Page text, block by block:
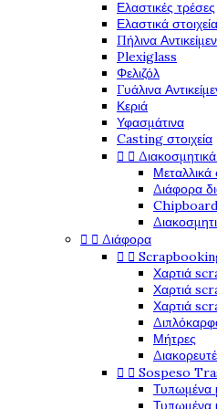
Ελαστικές τρέσες
Ελαστικά στοιχεία
Πήλινα
Plexiglass
Φελιζόλ
Γυάλινα
Κεριά
Υφασμάτινα
Casting στοιχεία
  Διακοσμητικά
Μεταλλικά
Διάφορα
Chipboard
  Διάφορα
 
Χαρτιά
Χαρτιά
Χαρτιά
Μήτρες
  Sospeso
Τυπωμένα
Τυπωμένα